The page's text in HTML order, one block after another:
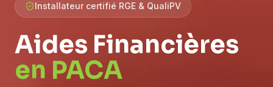
Installateur certifié RGE & QualiPV
Aides Financières
en PACA